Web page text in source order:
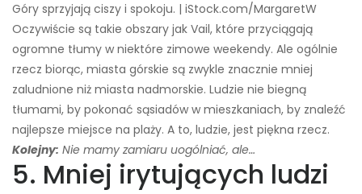
Góry sprzyjają ciszy i spokoju. | iStock.com/MargaretW
Oczywiście są takie obszary jak Vail, które przyciągają
ogromne tłumy w niektóre zimowe weekendy. Ale ogólnie
rzecz biorąc, miasta górskie są zwykle znacznie mniej
zaludnione niż miasta nadmorskie. Ludzie nie biegną
tłumami, by pokonać sąsiadów w mieszkaniach, by znaleźć
najlepsze miejsce na plaży. A to, ludzie, jest piękna rzecz.
Kolejny: Nie mamy zamiaru uogólniać, ale…
5. Mniej irytujących ludzi